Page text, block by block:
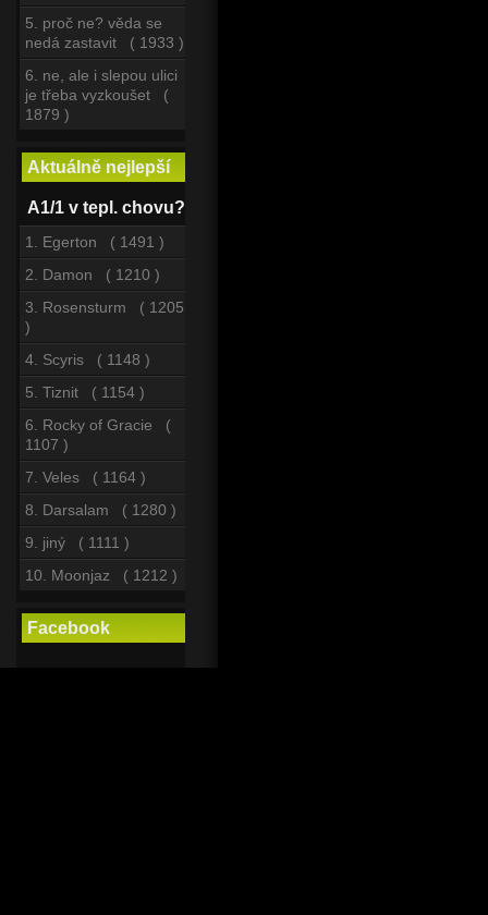
5. proč ne? věda se
nedá zastavit ( 1933 )
6. ne, ale i slepou ulici
je třeba vyzkoušet (
1879 )
Aktuálně nejlepší
A1/1 v tepl. chovu?
1. Egerton ( 1491 )
2. Damon ( 1210 )
3. Rosensturm ( 1205
)
4. Scyris ( 1148 )
5. Tiznit ( 1154 )
6. Rocky of Gracie (
1107 )
7. Veles ( 1164 )
8. Darsalam ( 1280 )
9. jiný ( 1111 )
10. Moonjaz ( 1212 )
Facebook